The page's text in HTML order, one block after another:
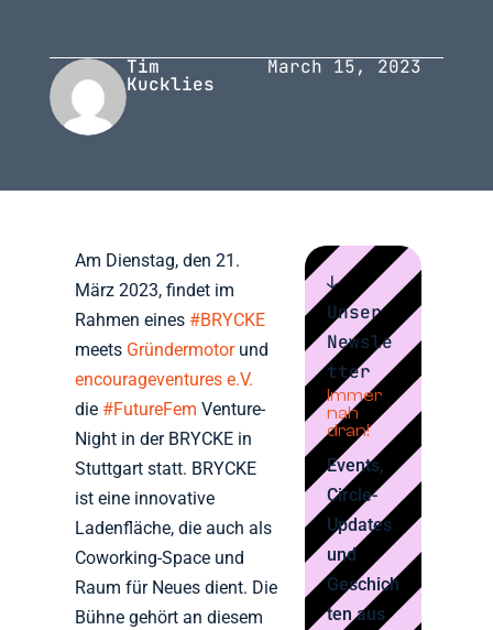
Tim
Kucklies
March 15, 2023
Am Dienstag, den 21.
März 2023, findet im
Rahmen eines #BRYCKE
meets Gründermotorund
encourageventures e.V.
die #FutureFem Venture-
Night in der BRYCKE in
Stuttgart statt. BRYCKE
ist eine innovative
Ladenfläche, die auch als
Coworking-Space und
Raum für Neues dient. Die
Bühne gehört an diesem
↓
Unser
Newsle
tter
Immer
nah
dran!
Events,
Circle-
Updates
und
Geschich
ten aus